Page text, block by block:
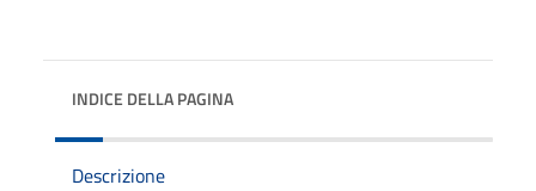
INDICE DELLA PAGINA
Descrizione